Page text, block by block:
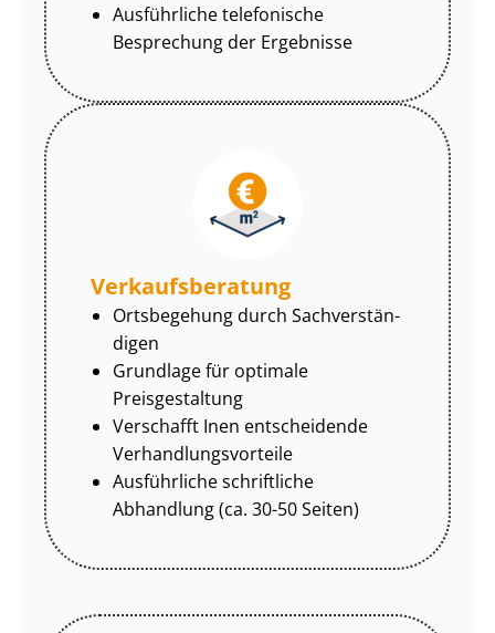
Ausführliche telefonische
Besprechung der Ergebnisse
Ver­kaufs­be­ra­tung
Ortsbegehung durch Sach­ver­stän­
di­gen
Grundlage für optimale
Preisgestaltung
Verschafft Inen entscheidende
Ver­hand­lungs­vor­tei­le
Ausführliche schriftliche
Abhandlung (ca. 30-50 Seiten)